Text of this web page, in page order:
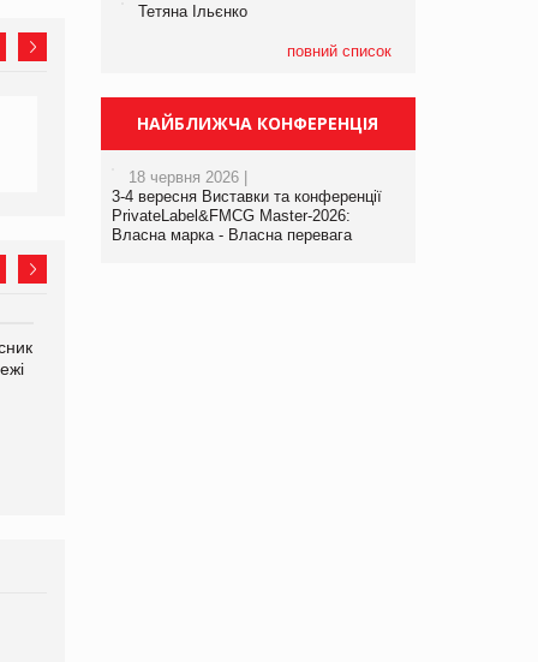
Тетяна Ільєнко
повний список
НАЙБЛИЖЧА КОНФЕРЕНЦІЯ
18 червня 2026 |
3-4 вересня Виставки та конференції
PrivateLabel&FMCG Master-2026:
Власна марка - Власна перевага